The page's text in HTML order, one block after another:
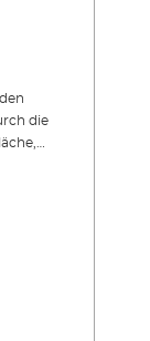
die
dient
Als